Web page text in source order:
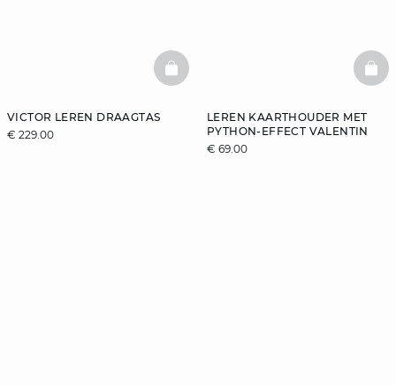
VICTOR LEREN DRAAGTAS
€ 229.00
BASKETFULL
LEREN KAARTHOUDER MET
PYTHON-EFFECT VALENTIN
€ 69.00